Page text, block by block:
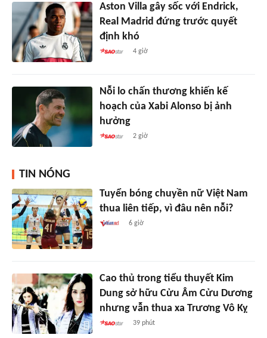
Aston Villa gây sốc với Endrick,
Real Madrid đứng trước quyết
định khó
4 giờ
Nỗi lo chấn thương khiến kế
hoạch của Xabi Alonso bị ảnh
hưởng
2 giờ
TIN NÓNG
Tuyển bóng chuyền nữ Việt Nam
thua liên tiếp, vì đâu nên nỗi?
6 giờ
Cao thủ trong tiểu thuyết Kim
Dung sở hữu Cửu Âm Cửu Dương
nhưng vẫn thua xa Trương Vô Kỵ
39 phút